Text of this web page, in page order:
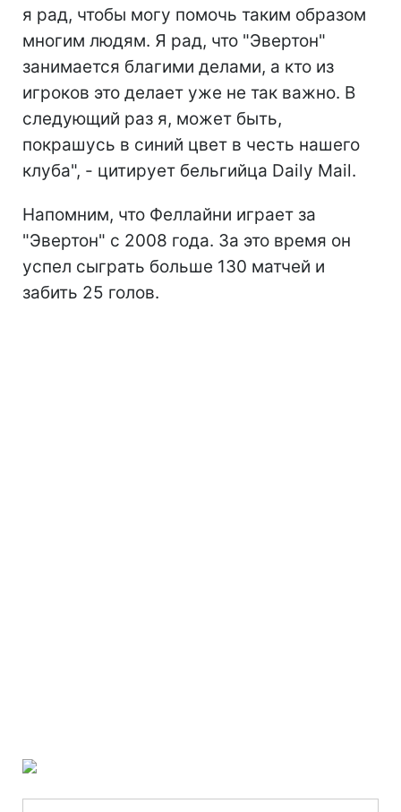
я рад, чтобы могу помочь таким образом
многим людям. Я рад, что "Эвертон"
занимается благими делами, а кто из
игроков это делает уже не так важно. В
следующий раз я, может быть,
покрашусь в синий цвет в честь нашего
клуба", - цитирует бельгийца Daily Mail.
Напомним, что Феллайни играет за
"Эвертон" с 2008 года. За это время он
успел сыграть больше 130 матчей и
забить 25 голов.